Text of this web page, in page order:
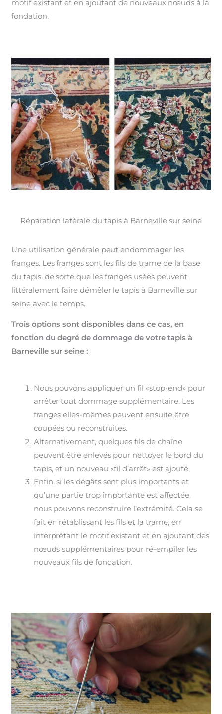
motif existant et en ajoutant de nouveaux nœuds à la
fondation.
Réparation latérale du tapis à Barneville sur seine
Une utilisation générale peut endommager les
franges. Les franges sont les fils de trame de la base
du tapis, de sorte que les franges usées peuvent
littéralement faire démêler le tapis à Barneville sur
seine avec le temps.
Trois options sont disponibles dans ce cas, en
fonction du degré de dommage de votre tapis à
Barneville sur seine :
Nous pouvons appliquer un fil «stop-end» pour
arrêter tout dommage supplémentaire. Les
franges elles-mêmes peuvent ensuite être
coupées ou reconstruites.
Alternativement, quelques fils de chaîne
peuvent être enlevés pour nettoyer le bord du
tapis, et un nouveau «fil d’arrêt» est ajouté.
Enfin, si les dégâts sont plus importants et
qu’une partie trop importante est affectée,
nous pouvons reconstruire l’extrémité. Cela se
fait en rétablissant les fils et la trame, en
interprétant le motif existant et en ajoutant des
nœuds supplémentaires pour ré-empiler les
nouveaux fils de fondation.